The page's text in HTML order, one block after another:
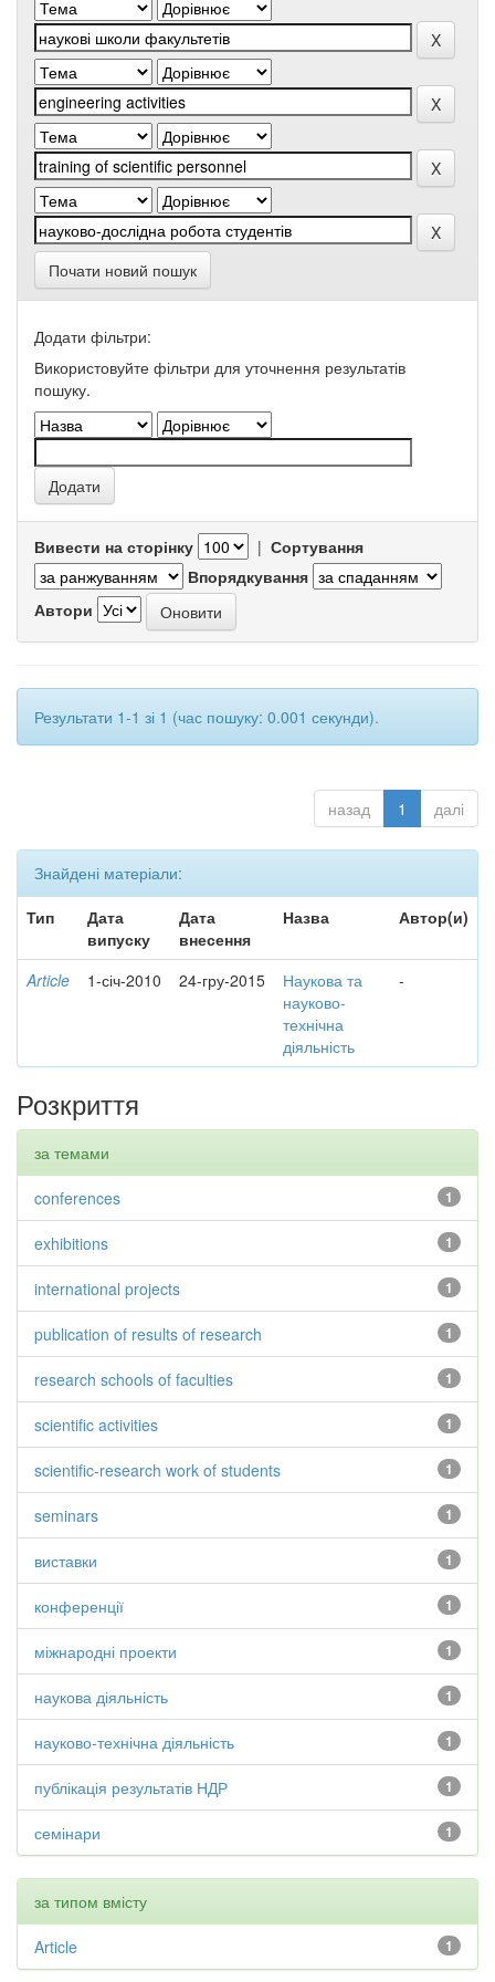
Почати новий пошук
Додати фільтри:
Використовуйте фільтри для уточнення результатів
пошуку.
Вивести на сторінку | Сортування
Впорядкування
Автори
Результати 1-1 зі 1 (час пошуку: 0.001 секунди).
назад 1 далі
Знайдені матеріали:
Тип
Дата
випуску
Дата
внесення
Назва Автор(и)
Article 1-січ-2010 24-гру-2015
Наукова та
науково-
технічна
діяльність
-
Розкриття
за темами
1
conferences
1
exhibitions
1
international projects
1
publication of results of research
1
research schools of faculties
1
scientific activities
1
scientific-research work of students
1
seminars
1
виставки
1
конференції
1
міжнародні проекти
1
наукова діяльність
1
науково-технічна діяльність
1
публікація результатів НДР
1
семінари
за типом вмісту
1
Article